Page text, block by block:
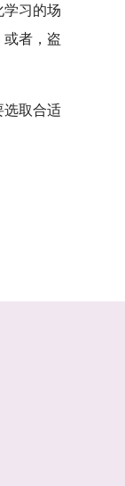
学习的场
或者，盗
选取合适